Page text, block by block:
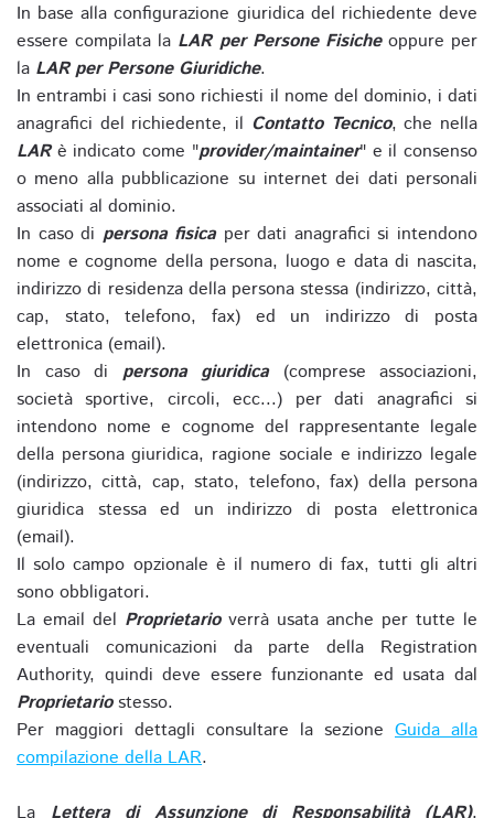
In base alla configurazione giuridica del richiedente deve
essere compilata la LAR per Persone Fisicheoppure per
la LAR per Persone Giuridiche.
In entrambi i casi sono richiesti il nome del dominio, i dati
anagrafici del richiedente, il Contatto Tecnico, che nella
LARè indicato come "provider/maintainer" e il consenso
o meno alla pubblicazione su internet dei dati personali
associati al dominio.
In caso di persona fisicaper dati anagrafici si intendono
nome e cognome della persona, luogo e data di nascita,
indirizzo di residenza della persona stessa (indirizzo, città,
cap, stato, telefono, fax) ed un indirizzo di posta
elettronica (email).
In caso di persona giuridica(comprese associazioni,
società sportive, circoli, ecc...) per dati anagrafici si
intendono nome e cognome del rappresentante legale
della persona giuridica, ragione sociale e indirizzo legale
(indirizzo, città, cap, stato, telefono, fax) della persona
giuridica stessa ed un indirizzo di posta elettronica
(email).
Il solo campo opzionale è il numero di fax, tutti gli altri
sono obbligatori.
La email del Proprietarioverrà usata anche per tutte le
eventuali comunicazioni da parte della Registration
Authority, quindi deve essere funzionante ed usata dal
Proprietariostesso.
Per maggiori dettagli consultare la sezione Guida alla
compilazione della LAR.